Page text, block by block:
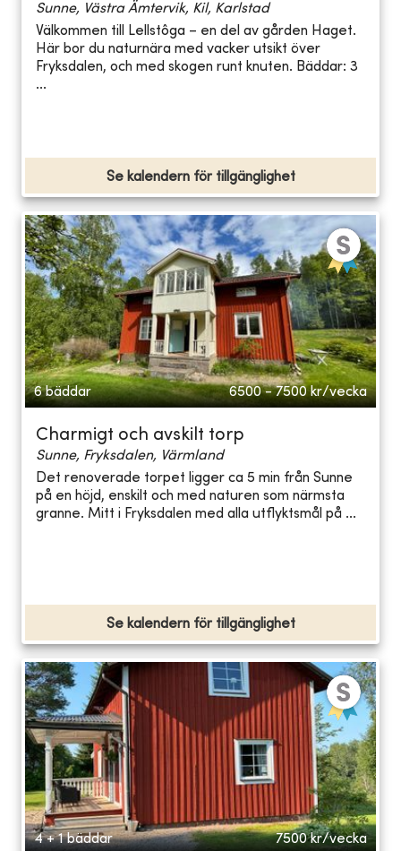
Sunne, Västra Ämtervik, Kil, Karlstad
Välkommen till Lellstôga – en del av gården Haget.
Här bor du naturnära med vacker utsikt över
Fryksdalen, och med skogen runt knuten. Bäddar: 3
...
Se kalendern för tillgänglighet
6 bäddar 6500 - 7500 kr/vecka
Charmigt och avskilt torp
Sunne, Fryksdalen, Värmland
Det renoverade torpet ligger ca 5 min från Sunne
på en höjd, enskilt och med naturen som närmsta
granne. Mitt i Fryksdalen med alla utflyktsmål på ...
Se kalendern för tillgänglighet
4 + 1 bäddar 7500 kr/vecka